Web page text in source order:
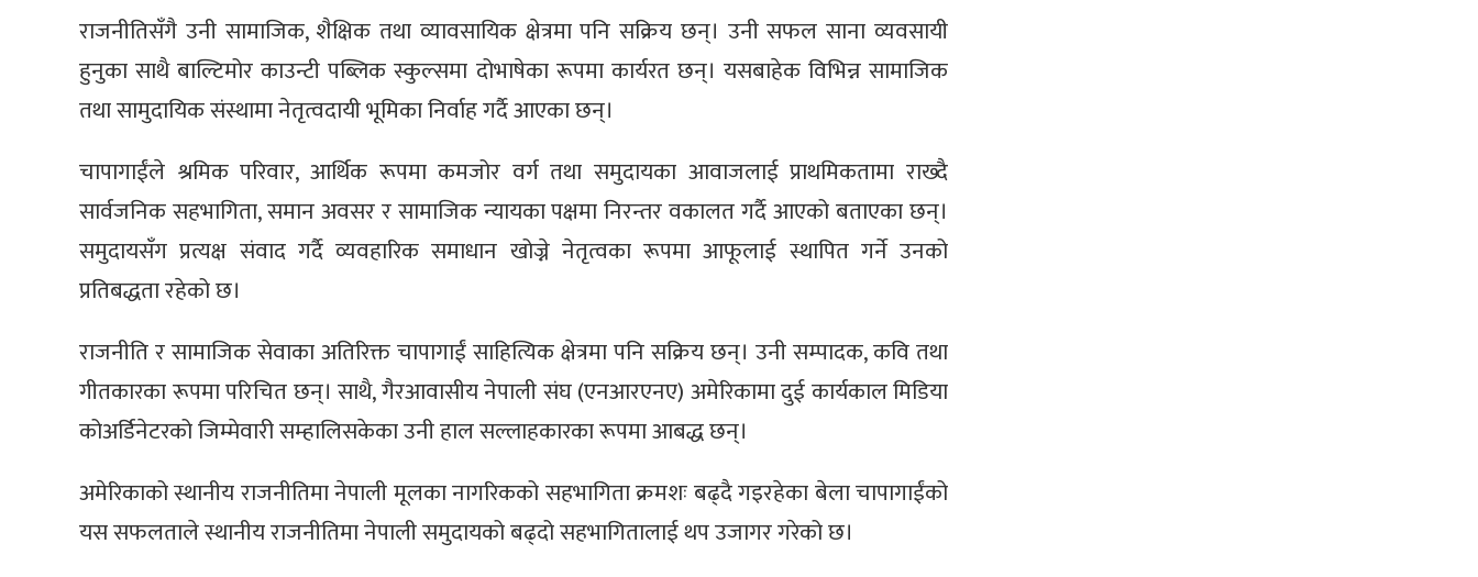
राजनीतिसँगै उनी सामाजिक, शैक्षिक तथा व्यावसायिक क्षेत्रमा पनि सक्रिय छन्। उनी सफल साना व्यवसायी
हुनुका साथै बाल्टिमोर काउन्टी पब्लिक स्कुल्समा दोभाषेका रूपमा कार्यरत छन्। यसबाहेक विभिन्न सामाजिक
तथा सामुदायिक संस्थामा नेतृत्वदायी भूमिका निर्वाह गर्दै आएका छन्।
चापागाईंले श्रमिक परिवार, आर्थिक रूपमा कमजोर वर्ग तथा समुदायका आवाजलाई प्राथमिकतामा राख्दै
सार्वजनिक सहभागिता, समान अवसर र सामाजिक न्यायका पक्षमा निरन्तर वकालत गर्दै आएको बताएका छन्।
समुदायसँग प्रत्यक्ष संवाद गर्दै व्यवहारिक समाधान खोज्ने नेतृत्वका रूपमा आफूलाई स्थापित गर्ने उनको
प्रतिबद्धता रहेको छ।
राजनीति र सामाजिक सेवाका अतिरिक्त चापागाईं साहित्यिक क्षेत्रमा पनि सक्रिय छन्। उनी सम्पादक, कवि तथा
गीतकारका रूपमा परिचित छन्। साथै, गैरआवासीय नेपाली संघ (एनआरएनए) अमेरिकामा दुई कार्यकाल मिडिया
कोअर्डिनेटरको जिम्मेवारी सम्हालिसकेका उनी हाल सल्लाहकारका रूपमा आबद्ध छन्।
अमेरिकाको स्थानीय राजनीतिमा नेपाली मूलका नागरिकको सहभागिता क्रमशः बढ्दै गइरहेका बेला चापागाईंको
यस सफलताले स्थानीय राजनीतिमा नेपाली समुदायको बढ्दो सहभागितालाई थप उजागर गरेको छ।